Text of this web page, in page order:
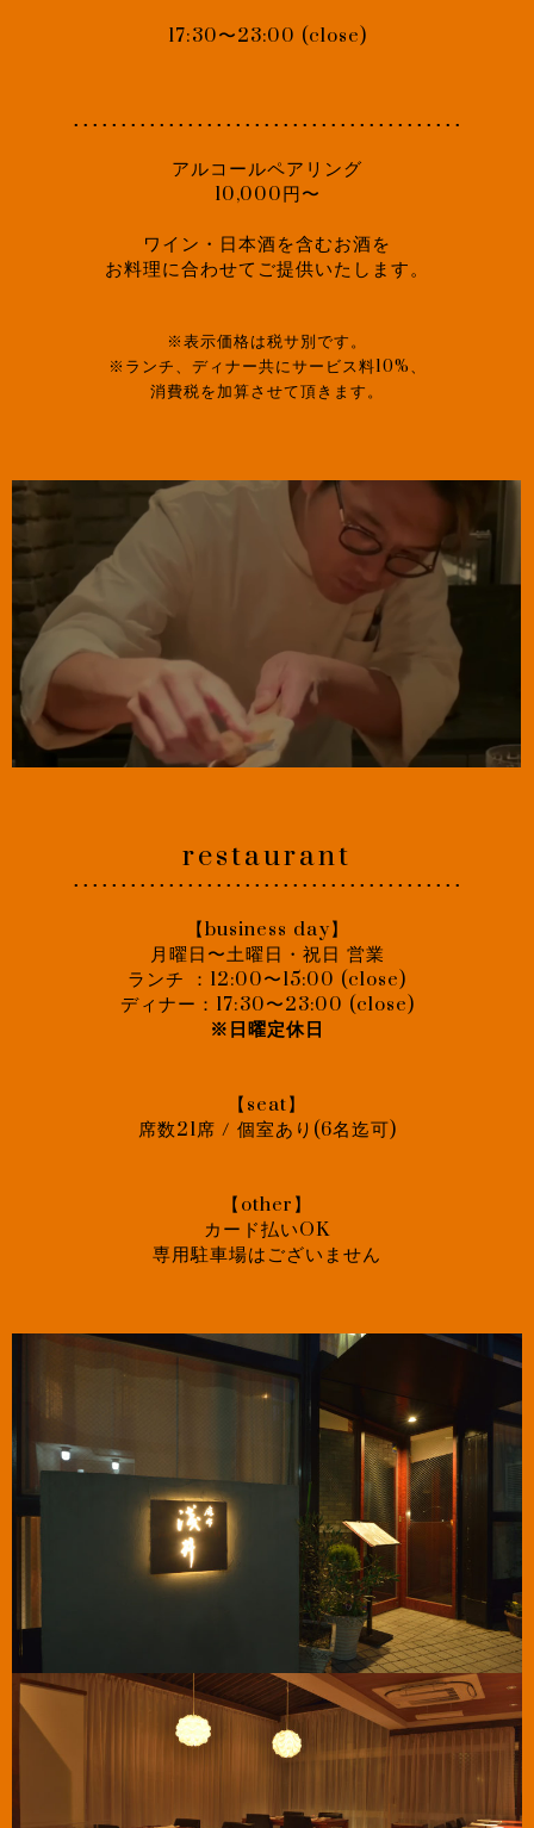
17:30〜23:00 (close)
･････････････････････････････････････････
アルコールペアリング
10,000円〜
ワイン・日本酒を含むお酒を
お料理に合わせてご提供いたします。
※表示価格は税サ別です。
※ランチ、ディナー共にサービス料10%、
消費税を加算させて頂きます。
restaurant
･････････････････････････････････････････
【business day】
月曜日〜土曜日・祝日 営業
ランチ ：12:00〜15:00 (close)
ディナー：17:30〜23:00 (close)
※日曜定休日
【seat】
席数21席 / 個室あり(6名迄可)
【other】
カード払いOK
専用駐車場はございません